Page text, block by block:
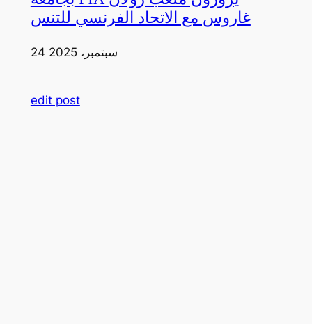
غاروس مع الاتحاد الفرنسي للتنس
24 سبتمبر، 2025
edit post